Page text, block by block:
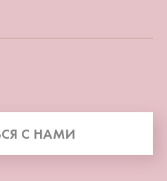
С НАМИ